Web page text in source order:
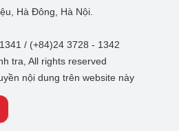
Hà Đông, Hà Nội.
/ (+84)24 3728 - 1342
tra, All rights reserved
nội dung trên website này